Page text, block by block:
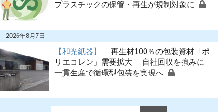
プラスチックの保管・再生が規制対象に
2026年8月7日
【和光紙器】
再生材100％の包装資材「ポ
リエコレン」需要拡大 自社回収を強みに
一貫生産で循環型包装を実現へ